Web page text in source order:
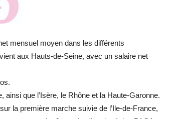
Hebdo39
mensuel moyen dans les différents
aux Hauts-de-Seine, avec un salaire net
ainsi que l’Isère, le Rhône et la Haute-Garonne.
la première marche suivie de l’Ile-de-France,